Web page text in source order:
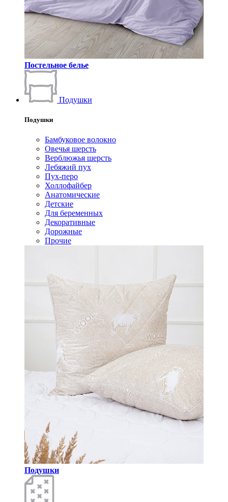
Постельное белье
Подушки
Подушки
Бамбуковое волокно
Овечья шерсть
Верблюжья шерсть
Лебяжий пух
Пух-перо
Холлофайбер
Анатомические
Детские
Для беременных
Декоративные
Дорожные
Прочие
Подушки